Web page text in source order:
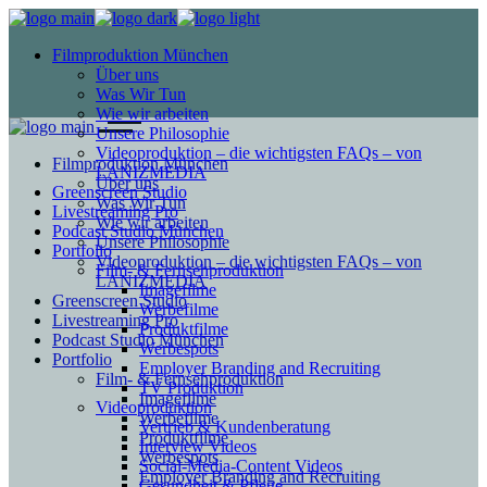
Filmproduktion München
Über uns
Was Wir Tun
Wie wir arbeiten
Unsere Philosophie
Videoproduktion – die wichtigsten FAQs – von
LANIZMEDIA
Greenscreen Studio
Livestreaming Pro
Podcast Studio München
Portfolio
Film- & Fernsehproduktion
Imagefilme
Werbefilme
Produktfilme
Werbespots
Employer Branding and Recruiting
TV Produktion
Videoproduktion
Vertrieb & Kundenberatung
Interview Videos
Social-Media-Content Videos
Filmproduktion München
Über uns
Was Wir Tun
Wie wir arbeiten
Unsere Philosophie
Videoproduktion – die wichtigsten FAQs – von
LANIZMEDIA
Greenscreen Studio
Livestreaming Pro
Podcast Studio München
Portfolio
Film- & Fernsehproduktion
Imagefilme
Werbefilme
Produktfilme
Werbespots
Employer Branding and Recruiting